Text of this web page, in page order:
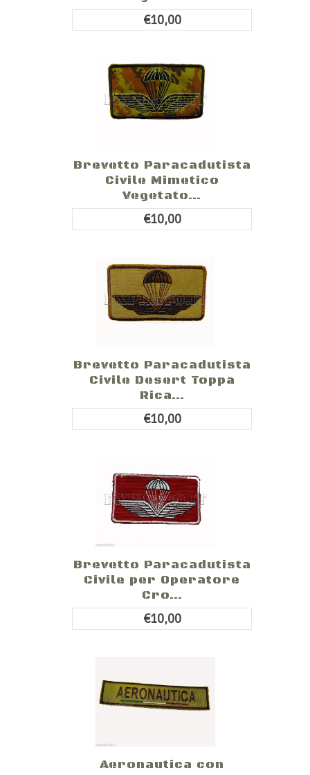
€10,00
Brevetto Paracadutista
Civile Mimetico
Vegetato...
€10,00
Brevetto Paracadutista
Civile Desert Toppa
Rica...
€10,00
Brevetto Paracadutista
Civile per Operatore
Cro...
€10,00
Aeronautica con